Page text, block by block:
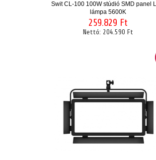
Swit CL-100 100W stúdió SMD panel
lámpa 5600K
259.829 Ft
Nettó: 204.590 Ft